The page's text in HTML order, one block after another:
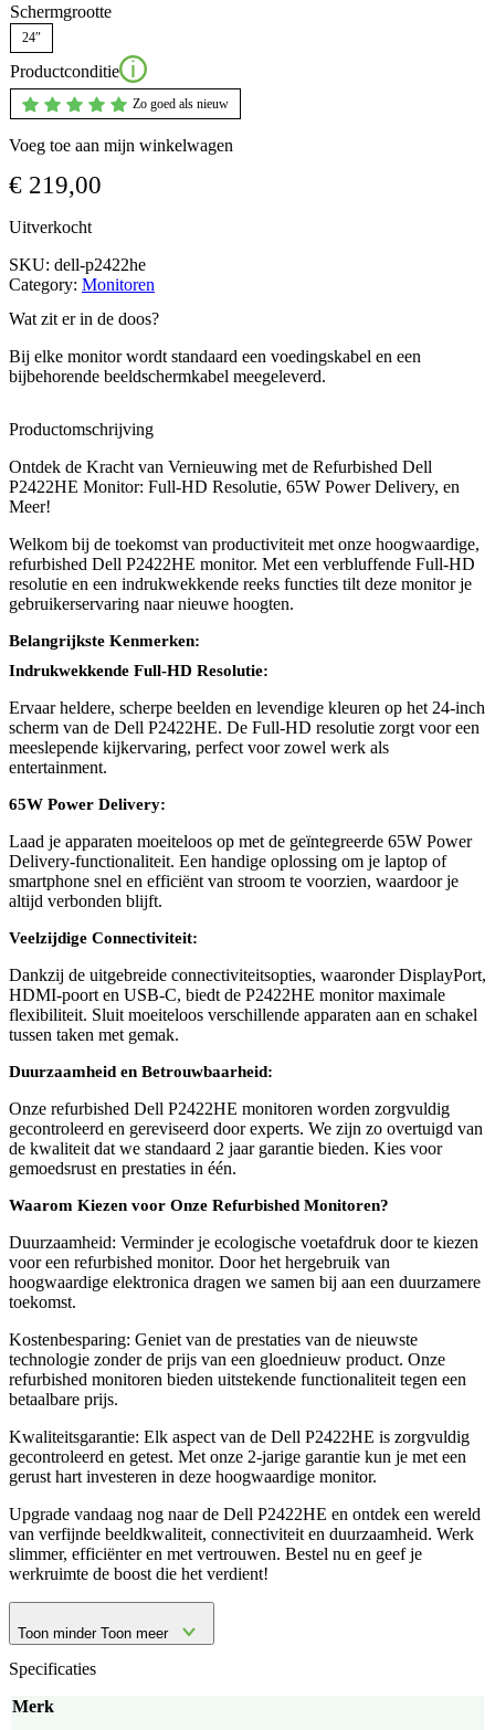
Schermgrootte
24″
Productconditie
Zo goed als nieuw
Voeg toe aan mijn winkelwagen
€ 219,00
Uitverkocht
SKU: dell-p2422he
Category: Monitoren
Wat zit er in de doos?
Bij elke monitor wordt standaard een voedingskabel en een
bijbehorende beeldschermkabel meegeleverd.
Productomschrijving
Ontdek de Kracht van Vernieuwing met de Refurbished Dell
P2422HE Monitor: Full-HD Resolutie, 65W Power Delivery, en
Meer!
Welkom bij de toekomst van productiviteit met onze hoogwaardige,
refurbished Dell P2422HE monitor. Met een verbluffende Full-HD
resolutie en een indrukwekkende reeks functies tilt deze monitor je
gebruikerservaring naar nieuwe hoogten.
Belangrijkste Kenmerken:
Indrukwekkende Full-HD Resolutie:
Ervaar heldere, scherpe beelden en levendige kleuren op het 24-inch
scherm van de Dell P2422HE. De Full-HD resolutie zorgt voor een
meeslepende kijkervaring, perfect voor zowel werk als
entertainment.
65W Power Delivery:
Laad je apparaten moeiteloos op met de geïntegreerde 65W Power
Delivery-functionaliteit. Een handige oplossing om je laptop of
smartphone snel en efficiënt van stroom te voorzien, waardoor je
altijd verbonden blijft.
Veelzijdige Connectiviteit:
Dankzij de uitgebreide connectiviteitsopties, waaronder DisplayPort,
HDMI-poort en USB-C, biedt de P2422HE monitor maximale
flexibiliteit. Sluit moeiteloos verschillende apparaten aan en schakel
tussen taken met gemak.
Duurzaamheid en Betrouwbaarheid:
Onze refurbished Dell P2422HE monitoren worden zorgvuldig
gecontroleerd en gereviseerd door experts. We zijn zo overtuigd van
de kwaliteit dat we standaard 2 jaar garantie bieden. Kies voor
gemoedsrust en prestaties in één.
Waarom Kiezen voor Onze Refurbished Monitoren?
Duurzaamheid: Verminder je ecologische voetafdruk door te kiezen
voor een refurbished monitor. Door het hergebruik van
hoogwaardige elektronica dragen we samen bij aan een duurzamere
toekomst.
Kostenbesparing: Geniet van de prestaties van de nieuwste
technologie zonder de prijs van een gloednieuw product. Onze
refurbished monitoren bieden uitstekende functionaliteit tegen een
betaalbare prijs.
Kwaliteitsgarantie: Elk aspect van de Dell P2422HE is zorgvuldig
gecontroleerd en getest. Met onze 2-jarige garantie kun je met een
gerust hart investeren in deze hoogwaardige monitor.
Upgrade vandaag nog naar de Dell P2422HE en ontdek een wereld
van verfijnde beeldkwaliteit, connectiviteit en duurzaamheid. Werk
slimmer, efficiënter en met vertrouwen. Bestel nu en geef je
werkruimte de boost die het verdient!
Toon minder Toon meer
Specificaties
Merk